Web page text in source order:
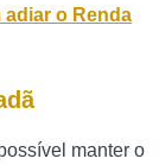
adiar o Renda
manter o